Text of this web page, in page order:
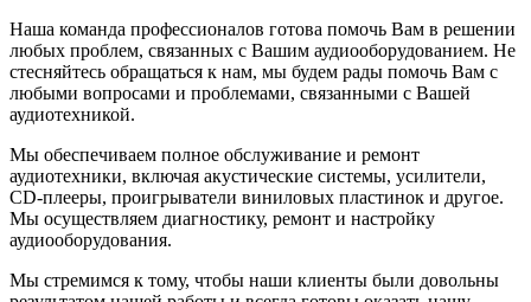
Наша команда профессионалов готова помочь Вам в решении
любых проблем, связанных с Вашим аудиооборудованием. Не
стесняйтесь обращаться к нам, мы будем рады помочь Вам с
любыми вопросами и проблемами, связанными с Вашей
аудиотехникой.
Мы обеспечиваем полное обслуживание и ремонт
аудиотехники, включая акустические системы, усилители,
CD-плееры, проигрыватели виниловых пластинок и другое.
Мы осуществляем диагностику, ремонт и настройку
аудиооборудования.
Мы стремимся к тому, чтобы наши клиенты были довольны